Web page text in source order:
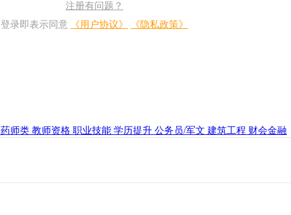
注册有问题？
登录即表示同意
《用户协议》 《隐私政策》
药师类 教师资格 职业技能 学历提升 公务员/军文 建筑工程 财会金融